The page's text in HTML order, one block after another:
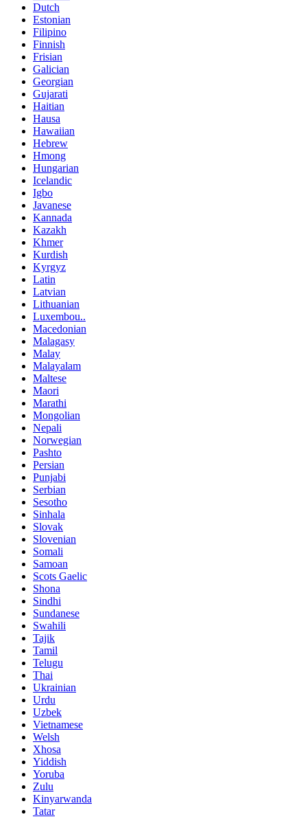
Dutch
Estonian
Filipino
Finnish
Frisian
Galician
Georgian
Gujarati
Haitian
Hausa
Hawaiian
Hebrew
Hmong
Hungarian
Icelandic
Igbo
Javanese
Kannada
Kazakh
Khmer
Kurdish
Kyrgyz
Latin
Latvian
Lithuanian
Luxembou..
Macedonian
Malagasy
Malay
Malayalam
Maltese
Maori
Marathi
Mongolian
Nepali
Norwegian
Pashto
Persian
Punjabi
Serbian
Sesotho
Sinhala
Slovak
Slovenian
Somali
Samoan
Scots Gaelic
Shona
Sindhi
Sundanese
Swahili
Tajik
Tamil
Telugu
Thai
Ukrainian
Urdu
Uzbek
Vietnamese
Welsh
Xhosa
Yiddish
Yoruba
Zulu
Kinyarwanda
Tatar